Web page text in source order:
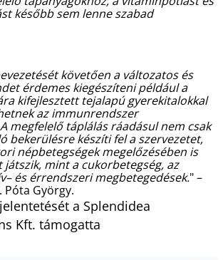
később sem lenne szabad
követően a változatos és
érdemes kiegészíteni például a
kifejlesztett tejalapú gyerekitalokkal
az immunrendszer
megfelelő táplálás ráadásul nem csak
bekerülésre készíti fel a szervezetet,
népbetegségek megelőzésében is
mint a cukorbetegség, az
és érrendszeri megbetegedések." –
Póta György.
a Splendidea
Kft. támogatta